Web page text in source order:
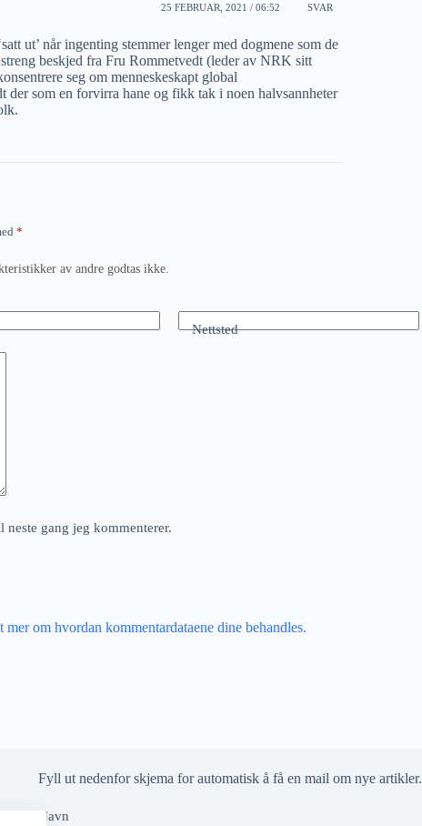
25 FEBRUAR, 2021 / 06:52 SVAR
ut’ når ingenting stemmer lenger med dogmene som de
beskjed fra Fru Rommetvedt (leder av NRK sitt
seg om menneskeskapt global
som en forvirra hane og fikk tak i noen halvsannheter
*
av andre godtas ikke.
Nettsted
neste gang jeg kommenterer.
mer om hvordan kommentardataene dine behandles.
Fyll ut nedenfor skjema for automatisk å få en mail om nye artikler.
Navn